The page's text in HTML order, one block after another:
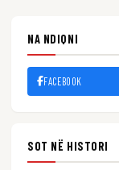
NA NDIQNI
FACEBOOK
SOT NË HISTORI